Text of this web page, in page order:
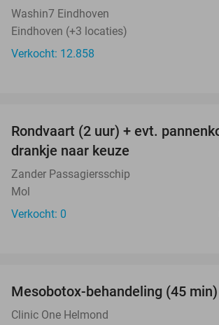
Washin7 Eindhoven
Eindhoven (+3 locaties)
Verkocht: 12.858
TODAY
Rondvaart (2 uur) + evt.
drankje naar keuze
Zander Passagiersschip
Mol
Verkocht: 0
TODAY
Mesobotox-behandeling (45 min)
Clinic One Helmond